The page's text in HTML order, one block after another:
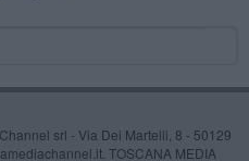
srl - Via Dei Martelli, 8 - 50129
TOSCANA MEDIA